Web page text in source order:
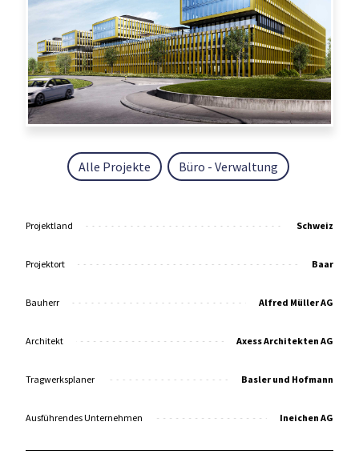
Alle Projekte Büro - Verwaltung
Projektland Schweiz
Projektort Baar
Bauherr Alfred Müller AG
Architekt Axess Architekten AG
Tragwerksplaner Basler und Hofmann
Ausführendes Unternehmen Ineichen AG